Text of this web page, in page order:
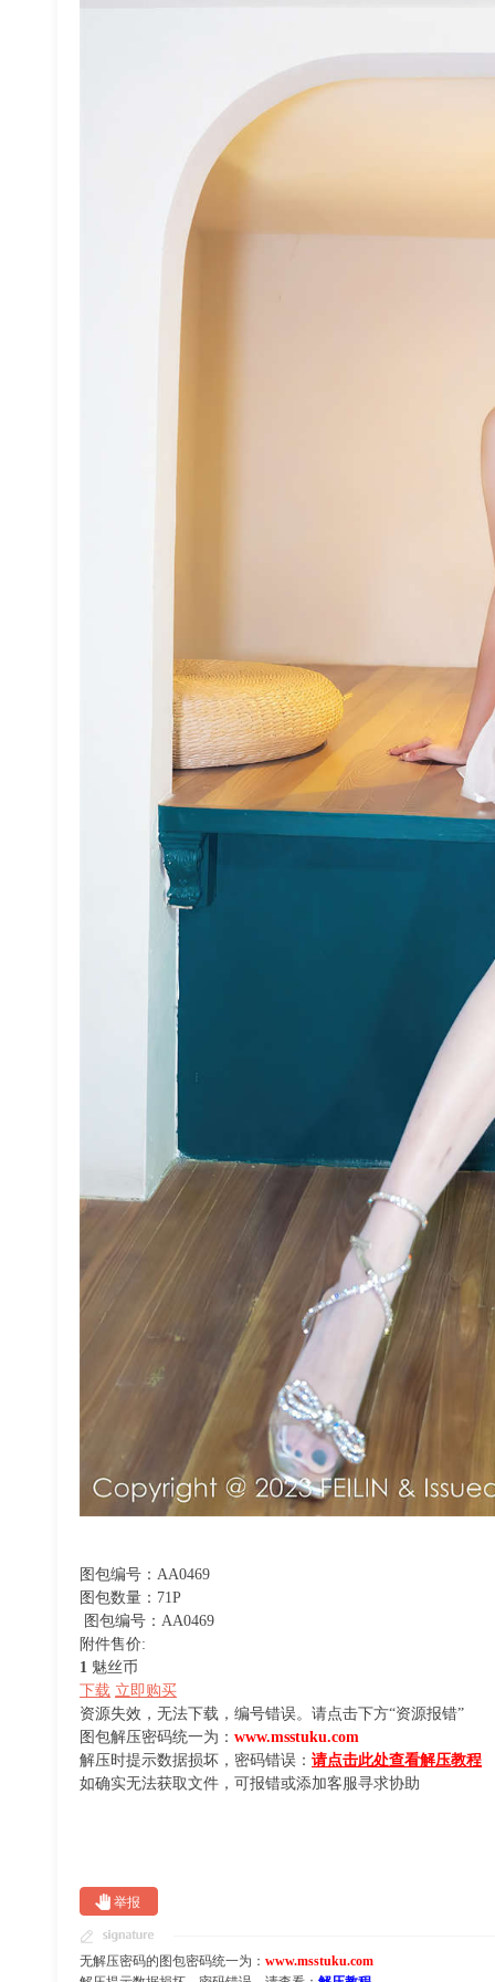
图包编号：AA0469
图包数量：71P
图包编号：AA0469
附件售价:
1 魅丝币
下载 立即购买
资源失效，无法下载，编号错误。请点击下方“资源报错”
图包解压密码统一为： www.msstuku.com
解压时提示数据损坏，密码错误： 请点击此处查看解压教程
如确实无法获取文件，可报错或添加客服寻求协助
举报
无解压密码的图包密码统一为： www.msstuku.com